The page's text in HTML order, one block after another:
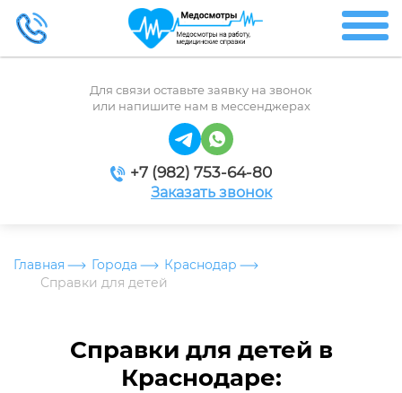
Для связи оставьте заявку на звонок
или напишите нам в мессенджерах
+7 (982) 753-64-80
Заказать звонок
Главная Города
Краснодар
Справки для детей
Справки для детей в
Краснодаре: